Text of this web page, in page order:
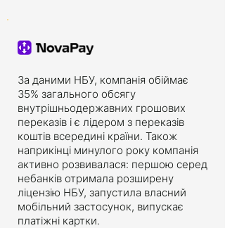
За даними НБУ, компанія обіймає
35% загального обсягу
внутрішньодержавних грошових
переказів і є лідером з переказів
коштів всередині країни. Також
наприкінці минулого року компанія
активно розвивалася: першою серед
небанків отримала розширену
ліцензію НБУ, запустила власний
мобільний застосунок, випускає
платіжні картки.